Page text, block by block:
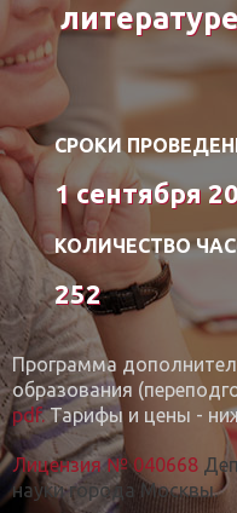
СРОКИ
1 сентября
КОЛИЧЕСТВО
252
Программа
образования
pdf. Тарифы и цены -
Лицензия № 040668
науки города Москвы.